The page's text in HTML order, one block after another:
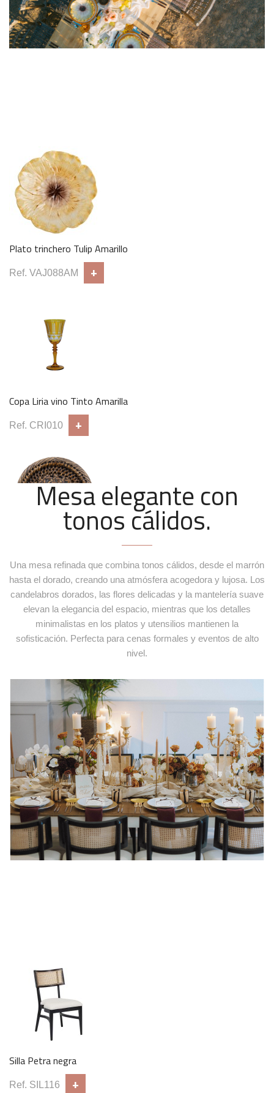
Puff Étnico Pequeño
Mesa Kenia
Plato trinchero Tulip Amarillo
Ref. VAJ088AM +
Copa Liria vino Tinto Amarilla
Ref. CRI010 +
Ref. PAN086 +
Bajoplato Granada amarillo
Ref. BAJ073 +
Cuchara postre Kilim
Copa vino tinto Adagio
Ref. CRI175 +
Mesa elegante con
tonos cálidos.
Una mesa refinada que combina tonos cálidos, desde el marrón
hasta el dorado, creando una atmósfera acogedora y lujosa. Los
candelabros dorados, las flores delicadas y la mantelería suave
elevan la elegancia del espacio, mientras que los detalles
minimalistas en los platos y utensilios mantienen la
sofisticación. Perfecta para cenas formales y eventos de alto
nivel.
Silla Petra negra
Ref. SIL116 +